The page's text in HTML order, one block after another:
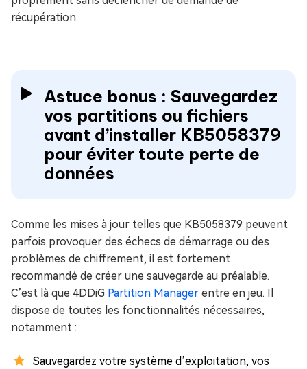
récupération.
Astuce bonus : Sauvegardez
vos partitions ou fichiers
avant d’installer KB5058379
pour éviter toute perte de
données
Comme les mises à jour telles que KB5058379 peuvent
parfois provoquer des échecs de démarrage ou des
problèmes de chiffrement, il est fortement
recommandé de créer une sauvegarde au préalable.
C’est là que 4DDiG Partition Manager entre en jeu. Il
dispose de toutes les fonctionnalités nécessaires,
notamment :
Sauvegardez votre système d’exploitation, vos